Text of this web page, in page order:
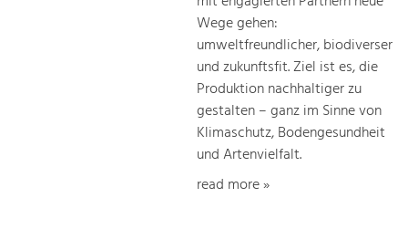
Increase in Regional Value Added.Wege gehen:
umweltfreundlicher, biodiverser
und zukunftsfit. Ziel ist es, die
Produktion nachhaltiger zu
gestalten – ganz im Sinne von
Klimaschutz, Bodengesundheit
und Artenvielfalt.
read more »